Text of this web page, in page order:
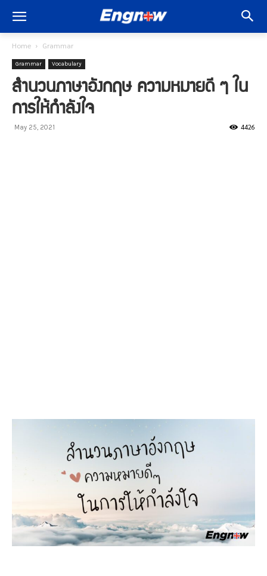
Home Grammar
Grammar Vocabulary
สำนวนภาษาอังกฤษ ความหมายดี ๆ ใน
การให้กำลังใจ
May 25, 2021 4426